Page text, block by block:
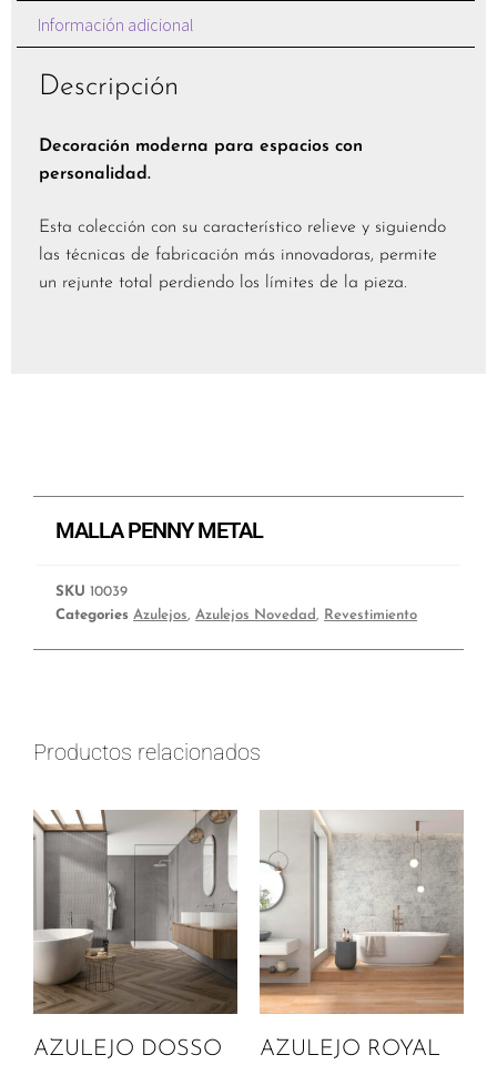
Información adicional
Descripción
Decoración moderna para espacios con
personalidad.
Esta colección con su característico relieve y siguiendo
las técnicas de fabricación más innovadoras, permite
un rejunte total perdiendo los límites de la pieza.
MALLA PENNY METAL
SKU 10039
Categories Azulejos, Azulejos Novedad, Revestimiento
Productos relacionados
AZULEJO DOSSO
AZULEJO ROYAL